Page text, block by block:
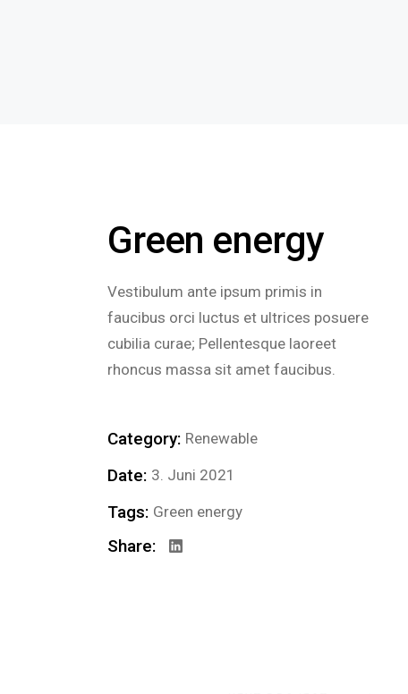
Green energy
Vestibulum ante ipsum primis in
faucibus orci luctus et ultrices posuere
cubilia curae; Pellentesque laoreet
rhoncus massa sit amet faucibus.
Category: Renewable
Date: 3. Juni 2021
Tags: Green energy
Share: